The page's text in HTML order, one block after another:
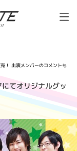
！ 出演メンバーのコメントも
てオリジナルグッ